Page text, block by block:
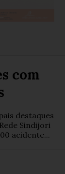
com
destaques
Sindijori
acidente...